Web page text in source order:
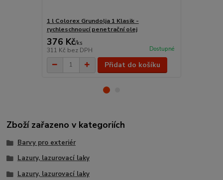
1 l Colorex Grundolja 1 Klasik -
rychleschnoucí penetrační olej
376 Kč/ks
311 Kč bez DPH Dostupné
Přidat do košíku
Zboží zařazeno v kategoriích
Barvy pro exteriér
Lazury, lazurovací laky
Lazury, lazurovací laky